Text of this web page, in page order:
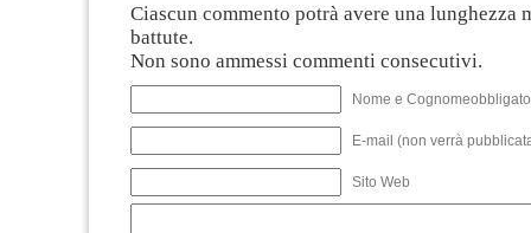
Ciascun commento potrà avere una lunghezza
battute.
Non sono ammessi commenti consecutivi.
Nome e
E-mail (non verrà
Sito Web